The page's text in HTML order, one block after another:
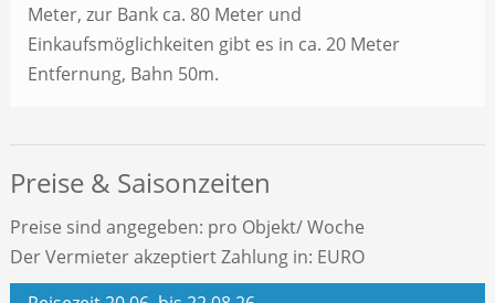
Meter, zur Bank ca. 80 Meter und
Einkaufsmöglichkeiten gibt es in ca. 20 Meter
Entfernung, Bahn 50m.
Preise & Saisonzeiten
Preise sind angegeben: pro Objekt/ Woche
Der Vermieter akzeptiert Zahlung in: EURO